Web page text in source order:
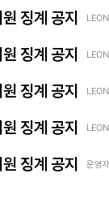
징계 공지
징계 공지
징계 공지
징계 공지
징계 공지 운영